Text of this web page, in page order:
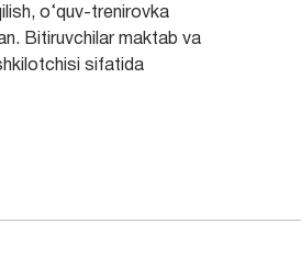
o‘quv-trenirovka
Bitiruvchilar maktab va
sifatida